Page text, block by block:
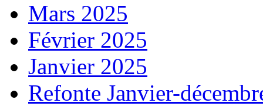
Mars 2025
Février 2025
Janvier 2025
Refonte Janvier-